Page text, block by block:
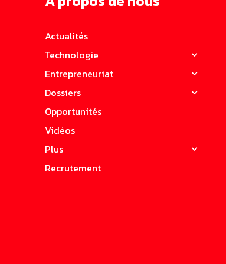
Actualités
Technologie
Entrepreneuriat
Dossiers
Opportunités
Vidéos
Plus
Recrutement